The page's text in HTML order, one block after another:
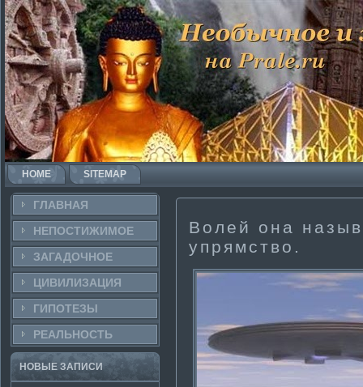
HOME SITEMAP
ГЛАВНАЯ
НЕПОСТИ­ЖИМОЕ
ЗАГАДОЧНΟЕ
ЦИВИЛИЗАЦИЯ
ГИПОТЕЗЫ
РЕАЛЬНΟСТЬ
НОВЫЕ ЗАПИСИ
Волей она
упрямство.